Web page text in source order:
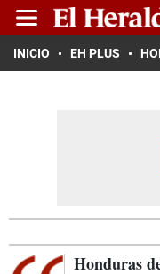
INICIO EH PLUS
Honduras